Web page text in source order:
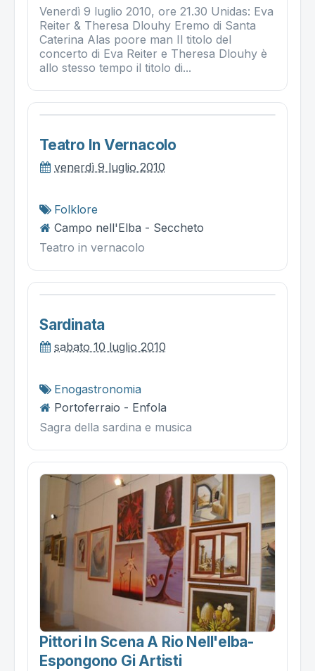
Venerdì 9 luglio 2010, ore 21.30 Unidas: Eva
Reiter & Theresa Dlouhy Eremo di Santa
Caterina Alas poore man Il titolo del
concerto di Eva Reiter e Theresa Dlouhy è
allo stesso tempo il titolo di...
Teatro In Vernacolo
venerdì 9 luglio 2010
Folklore
Campo nell'Elba - Seccheto
Teatro in vernacolo
Sardinata
sabato 10 luglio 2010
Enogastronomia
Portoferraio - Enfola
Sagra della sardina e musica
Pittori In Scena A Rio Nell'elba-
Espongono Gi Artisti